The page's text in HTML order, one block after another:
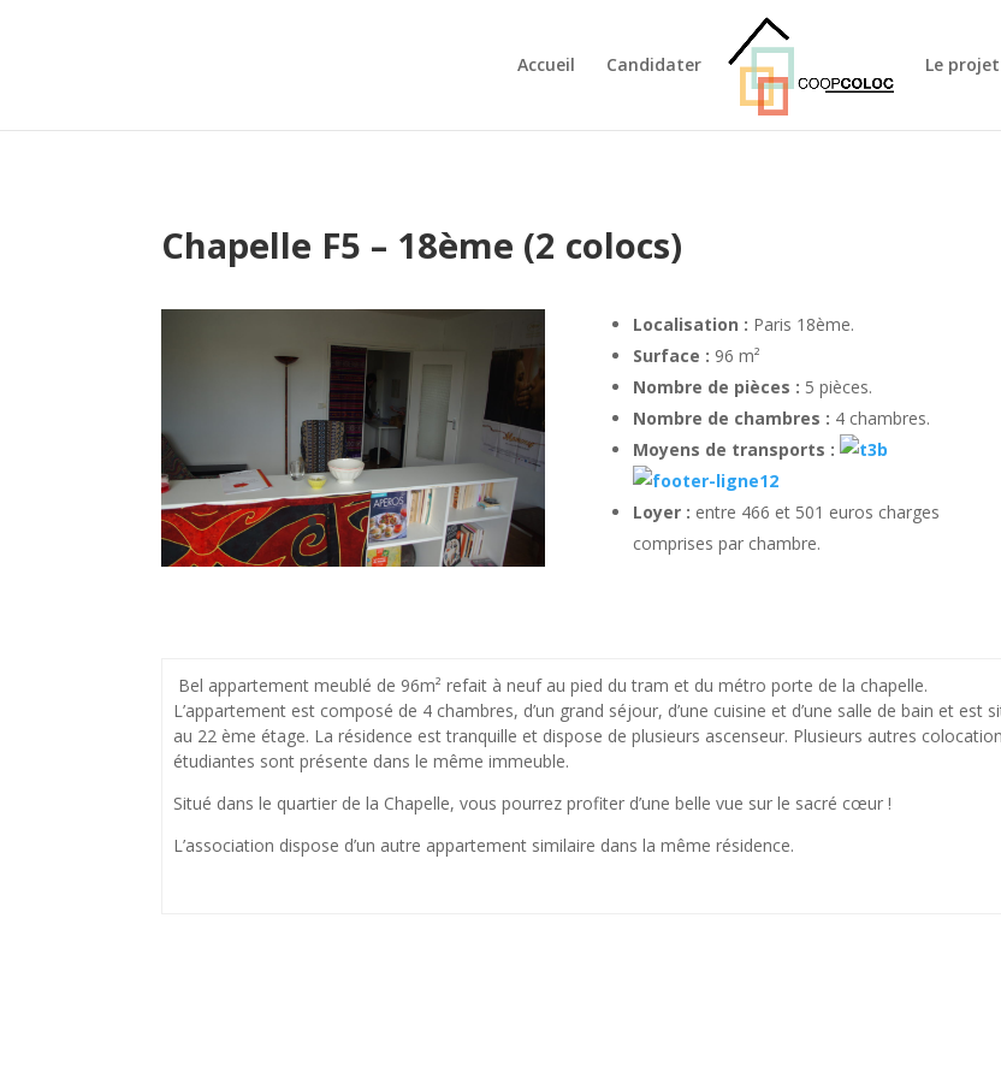
Accueil Candidater Le projet
Chapelle F5 – 18ème (2 colocs)
Localisation : Paris 18ème.
Surface : 96 m²
Nombre de pièces : 5 pièces.
Nombre de chambres : 4 chambres.
Moyens de transports :
Loyer : entre 466 et 501 euros charges
comprises par chambre.
Bel appartement meublé de 96m² refait à neuf au pied du tram et du métro porte de la chapelle.
L’appartement est composé de 4 chambres, d’un grand séjour, d’une cuisine et d’une salle de bain et est
au 22 ème étage. La résidence est tranquille et dispose de plusieurs ascenseur. Plusieurs autres
étudiantes sont présente dans le même immeuble.
Situé dans le quartier de la Chapelle, vous pourrez profiter d’une belle vue sur le sacré cœur !
L’association dispose d’un autre appartement similaire dans la même résidence.